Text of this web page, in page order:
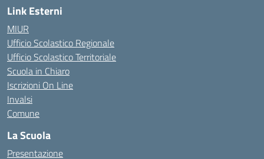
Link Esterni
MIUR
Ufficio Scolastico Regionale
Ufficio Scolastico Territoriale
Scuola in Chiaro
Iscrizioni On Line
Invalsi
Comune
La Scuola
Presentazione